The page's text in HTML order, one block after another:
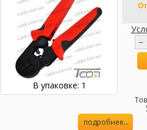
В упаковке: 1
−
подробнее...